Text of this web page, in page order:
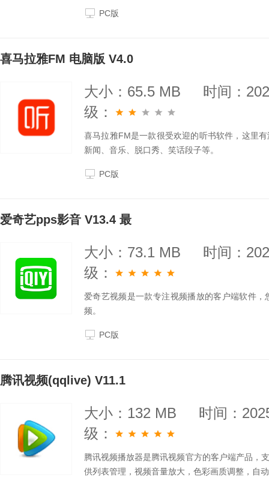
PC版
喜马拉雅FM 电脑版 V4.0
大小：65.5 MB
时间：
级：
喜马拉雅FM是一款很受欢迎的听书软件，这里
新闻、音乐、脱口秀、笑话段子等。
PC版
爱奇艺pps影音 V13.4 最
大小：73.1 MB
时间：
级：
爱奇艺视频是一款专注视频播放的客户端软件
频。
PC版
腾讯视频(qqlive) V11.1
大小：132 MB
时间：
级：
腾讯视频播放器是腾讯视频官方的客户端产品，
供列表管理，视频音量放大，色彩画质调整，自